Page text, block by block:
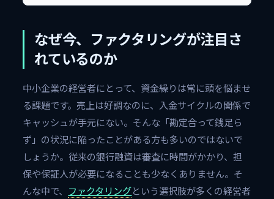
なぜ今、ファクタリングが注目さ
れているのか
中小企業の経営者にとって、資金繰りは常に頭を悩ませ
る課題です。売上は好調なのに、入金サイクルの関係で
キャッシュが手元にない。そんな「勘定合って銭足ら
ず」の状況に陥ったことがある方も多いのではないで
しょうか。従来の銀行融資は審査に時間がかかり、担
保や保証人が必要になることも少なくありません。そ
んな中で、 ファクタリングという選択肢が多くの経営者